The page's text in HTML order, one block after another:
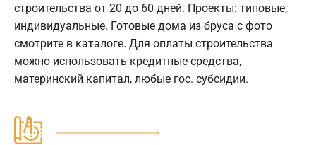
строительства от 20 до 60 дней. Проекты: типовые,
индивидуальные. Готовые дома из бруса с фото
смотрите в каталоге. Для оплаты строительства
можно использовать кредитные средства,
материнский капитал, любые гос. субсидии.